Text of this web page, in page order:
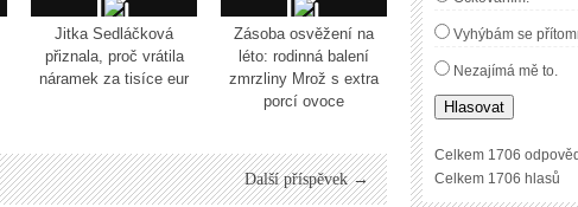
Jitka Sedláčková
přiznala, proč vrátila
náramek za tisíce eur
Zásoba osvěžení na
léto: rodinná balení
zmrzliny Mrož s extra
porcí ovoce
Další příspěvek →
Vyhýbám se
Nezajímá mě to.
Hlasovat
Celkem 1706
Celkem 1706 hlasů